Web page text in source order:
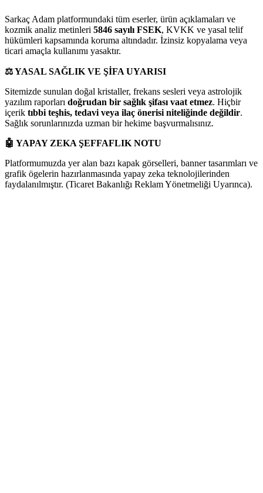
Sarkaç Adam platformundaki tüm eserler, ürün açıklamaları ve
kozmik analiz metinleri 5846 sayılı FSEK, KVKK ve yasal telif
hükümleri kapsamında koruma altındadır. İzinsiz kopyalama veya
ticari amaçla kullanımı yasaktır.
⚖️YASAL SAĞLIK VE ŞİFA UYARISI
Sitemizde sunulan doğal kristaller, frekans sesleri veya astrolojik
yazılım raporları doğrudan bir sağlık şifası vaat etmez. Hiçbir
içerik tıbbi teşhis, tedavi veya ilaç önerisi niteliğinde değildir.
Sağlık sorunlarınızda uzman bir hekime başvurmalısınız.
🤖 YAPAY ZEKA ŞEFFAFLIK NOTU
Platformumuzda yer alan bazı kapak görselleri, banner tasarımları ve
grafik ögelerin hazırlanmasında yapay zeka teknolojilerinden
faydalanılmıştır. (Ticaret Bakanlığı Reklam Yönetmeliği Uyarınca).